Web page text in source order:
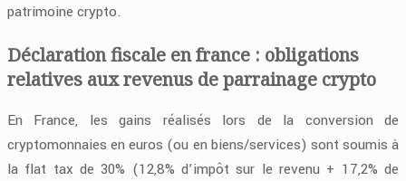
patrimoine crypto.
Déclaration fiscale en france : obligations
relatives aux revenus de parrainage crypto
En France, les gains réalisés lors de la conversion de
cryptomonnaies en euros (ou en biens/services) sont soumis à
la flat tax de 30% (12,8% d’impôt sur le revenu + 17,2% de